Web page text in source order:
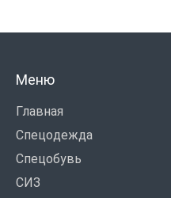
Меню
Главная
Спецодежда
Спецобувь
СИЗ